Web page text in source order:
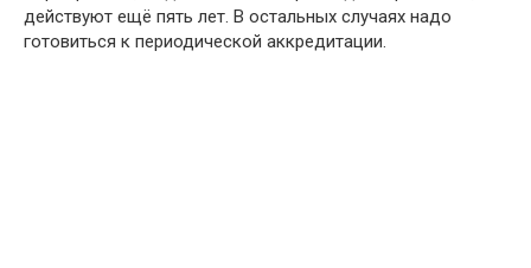
действуют ещё пять лет. В остальных случаях надо
готовиться к периодической аккредитации.